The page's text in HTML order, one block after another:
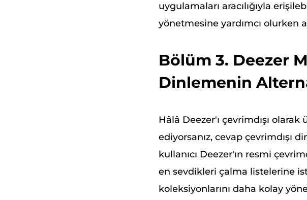
uygulamaları aracılığıyla
yönetmesine yardımcı olurken
Bölüm 3. Deezer
Dinlemenin
Hâlâ Deezer'ı çevrimdışı
ediyorsanız, cevap çevrimdışı
kullanıcı Deezer'ın resmi
en sevdikleri çalma listelerine
koleksiyonlarını daha kolay